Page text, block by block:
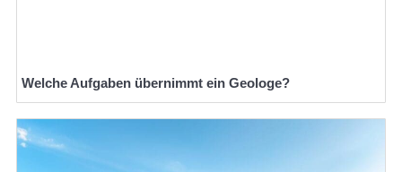
Welche Aufgaben übernimmt ein Geologe?